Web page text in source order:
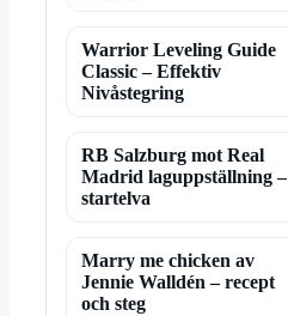
Warrior Leveling Guide
Classic – Effektiv
Nivåstegring
RB Salzburg mot Real
Madrid laguppställning –
startelva
Marry me chicken av
Jennie Walldén – recept
och steg